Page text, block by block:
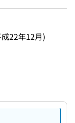
22年12月)